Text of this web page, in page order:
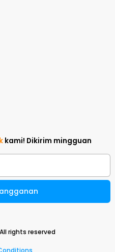
kami! Dikirim mingguan
rights reserved